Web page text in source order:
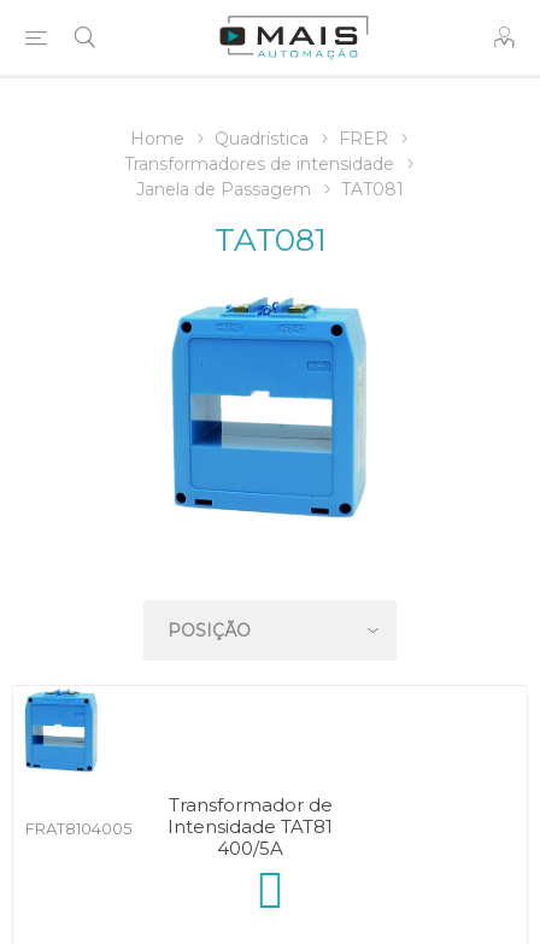
Home Quadrística
FRER
Transformadores de intensidade
Janela de Passagem
TAT081
TAT081
FRAT8104005
Transformador de
Intensidade TAT81
400/5A